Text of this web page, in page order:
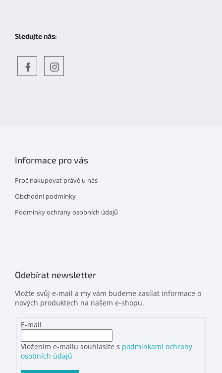
Sledujte nás:
Informace pro vás
Proč nakupovat právě u nás
Obchodní podmínky
Podmínky ochrany osobních údajů
Odebírat newsletter
Vložte svůj e-mail a my vám budeme zasílat informace o
nových produktech na našem e-shopu.
E-mail
Vložením e-mailu souhlasíte s podmínkami ochrany
osobních údajů